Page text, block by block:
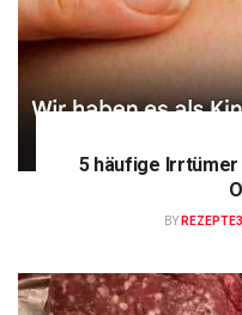
5 häufige Irrtümer
BY